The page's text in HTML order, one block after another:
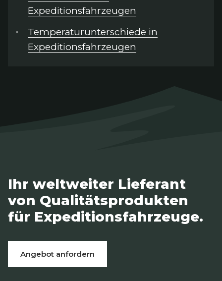
Expeditionsfahrzeugen
Temperaturunterschiede in
Expeditionsfahrzeugen
Ihr weltweiter Lieferant
von Qualitätsprodukten
für Expeditionsfahrzeuge.
Angebot anfordern